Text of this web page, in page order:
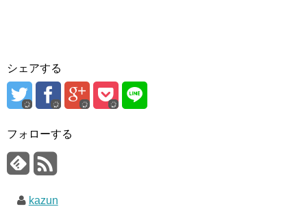
シェアする
フォローする
kazun